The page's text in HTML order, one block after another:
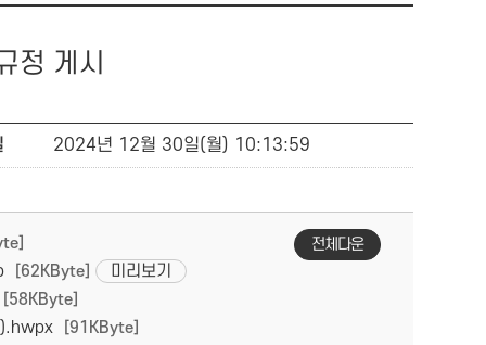
정 게시
2024년 12월 30일(월) 10:13:59
[62KByte] 미리보기
[58KByte]
[91KByte]
전체다운